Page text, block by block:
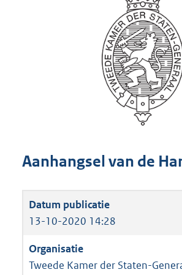
Aanhangsel van de
13-10-2020 14:28
Tweede Kamer der Staten-